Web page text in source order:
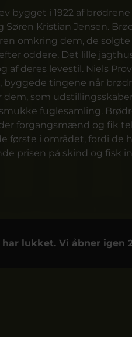
bygget i 1922 af brødrene
Søren Kristian Jensen.
omkring dem, de solgte
oddere. Det lille
af deres levestil. Niels
byggede tingene når
dem, som
fuglesamling.
forgangsmænd og fik
første i området, fordi de
prisen på skind og fisk
har lukket. Vi åbner igen